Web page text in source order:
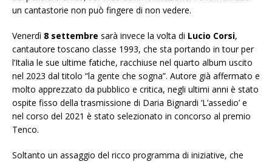
un cantastorie non può fingere di non vedere.
Venerdì 8 settembre sarà invece la volta di Lucio Corsi,
cantautore toscano classe 1993, che sta portando in tour per
l’Italia le sue ultime fatiche, racchiuse nel quarto album uscito
nel 2023 dal titolo “la gente che sogna”. Autore già affermato e
molto apprezzato da pubblico e critica, negli ultimi anni è stato
ospite fisso della trasmissione di Daria Bignardi ‘L’assedio’ e
nel corso del 2021 è stato selezionato in concorso al premio
Tenco.
Soltanto un assaggio del ricco programma di iniziative, che